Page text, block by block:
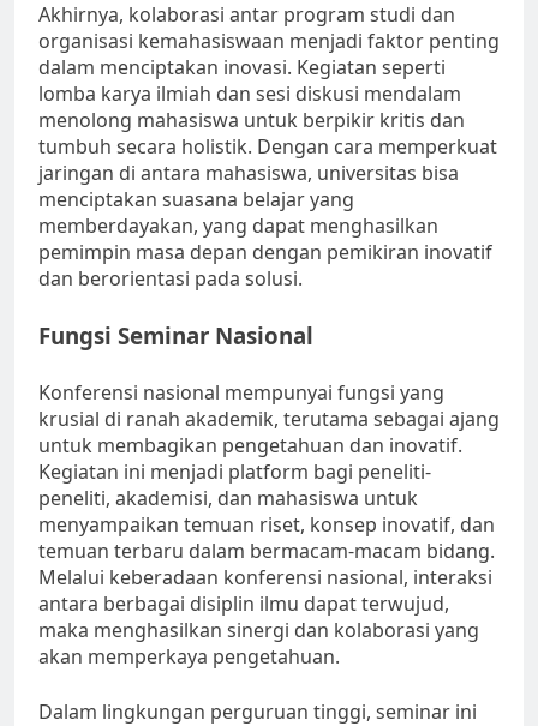
Akhirnya, kolaborasi antar program studi dan
organisasi kemahasiswaan menjadi faktor penting
dalam menciptakan inovasi. Kegiatan seperti
lomba karya ilmiah dan sesi diskusi mendalam
menolong mahasiswa untuk berpikir kritis dan
tumbuh secara holistik. Dengan cara memperkuat
jaringan di antara mahasiswa, universitas bisa
menciptakan suasana belajar yang
memberdayakan, yang dapat menghasilkan
pemimpin masa depan dengan pemikiran inovatif
dan berorientasi pada solusi.
Fungsi Seminar Nasional
Konferensi nasional mempunyai fungsi yang
krusial di ranah akademik, terutama sebagai ajang
untuk membagikan pengetahuan dan inovatif.
Kegiatan ini menjadi platform bagi peneliti-
peneliti, akademisi, dan mahasiswa untuk
menyampaikan temuan riset, konsep inovatif, dan
temuan terbaru dalam bermacam-macam bidang.
Melalui keberadaan konferensi nasional, interaksi
antara berbagai disiplin ilmu dapat terwujud,
maka menghasilkan sinergi dan kolaborasi yang
akan memperkaya pengetahuan.
Dalam lingkungan perguruan tinggi, seminar ini